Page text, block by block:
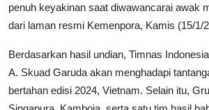
penuh keyakinan saat diwawancarai awak
dari laman resmi Kemenpora, Kamis (15/1/
Berdasarkan hasil undian, Timnas
A. Skuad Garuda akan menghadapi
bertahan edisi 2024, Vietnam. Selain itu,